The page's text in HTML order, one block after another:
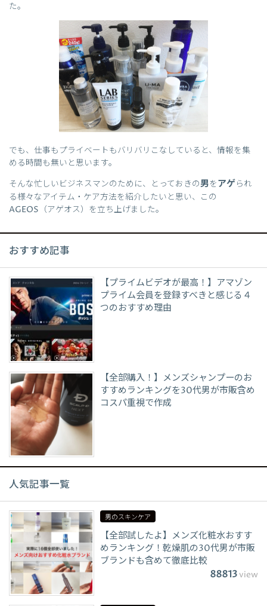
た。
でも、仕事もプライベートもバリバリこなしていると、情報を集
める時間も無いと思います。
そんな忙しいビジネスマンのために、とっておきの男をアゲられ
る様々なアイテム・ケア方法を紹介したいと思い、この
AGEOS（アゲオス）を立ち上げました。
おすすめ記事
【プライムビデオが最高！】アマゾン
プライム会員を登録すべきと感じる４
つのおすすめ理由
【全部購入！】メンズシャンプーのお
すすめランキングを30代男が市販含め
コスパ重視で作成
人気記事一覧
男のスキンケア
【全部試したよ】メンズ化粧水おすす
めランキング！乾燥肌の30代男が市販
ブランドも含めて徹底比較
88813view